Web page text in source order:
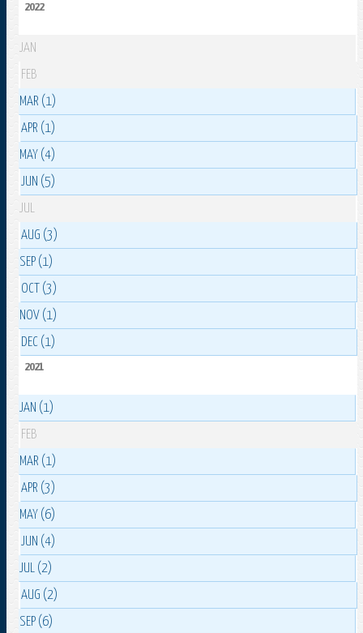
2022
JAN
FEB
MAR (1)
APR (1)
MAY (4)
JUN (5)
JUL
AUG (3)
SEP (1)
OCT (3)
NOV (1)
DEC (1)
2021
JAN (1)
FEB
MAR (1)
APR (3)
MAY (6)
JUN (4)
JUL (2)
AUG (2)
SEP (6)